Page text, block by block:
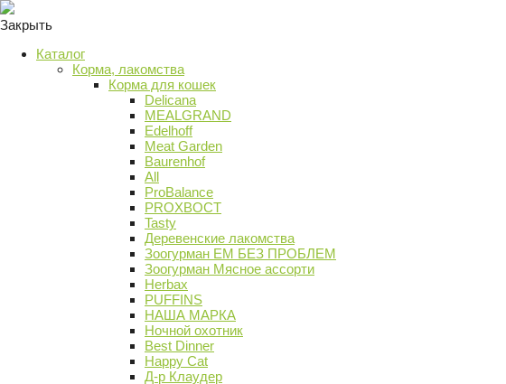
Закрыть
Каталог
Корма, лакомства
Корма для кошек
Delicana
MEALGRAND
Edelhoff
Meat Garden
Baurenhof
All
ProBalance
PROХВОСТ
Tasty
Деревенские лакомства
Зоогурман ЕМ БЕЗ ПРОБЛЕМ
Зоогурман Мясное ассорти
Herbax
PUFFINS
НАША МАРКА
Ночной охотник
Best Dinner
Happy Cat
Д-р Клаудер